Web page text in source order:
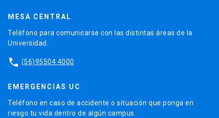
MESA CENTRAL
Teléfono para comunicarse con las distintas áreas de la
Universidad.
phone (56)95504 4000
EMERGENCIAS UC
Teléfono en caso de accidente o situación que ponga en
riesgo tu vida dentro de algún campus.